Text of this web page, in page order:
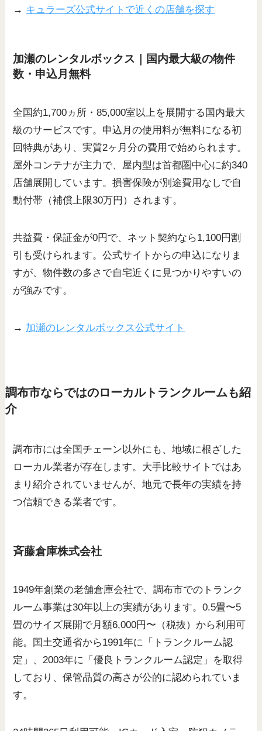
→ キュラーズ公式サイトで近くの店舗を探す
加瀬のレンタルボックス｜国内最大級の物件
数・申込月無料
全国約1,700ヵ所・85,000室以上を展開する国内最大
級のサービスです。申込月の使用料が無料になる初
回特典があり、実質2ヶ月分の費用で始められます。
屋外コンテナが主力で、屋内型は首都圏中心に約340
店舗展開しています。損害保険が別途費用なしで自
動付帯（補償上限30万円）されます。
共益費・保証金が0円で、ネット契約なら1,100円割
引も受けられます。公式サイトからの申込になりま
すが、物件数の多さで自宅近くに見つかりやすいの
が強みです。
→ 加瀬のレンタルボックス公式サイト
調布市ならではのローカルトランクルームも紹
介
調布市には全国チェーン以外にも、地域に根ざした
ローカル業者が存在します。大手比較サイトではあ
まり紹介されていませんが、地元で長年の実績を持
つ信頼できる業者です。
斉藤倉庫株式会社
1949年創業の老舗倉庫会社で、調布市でのトランク
ルーム事業は30年以上の実績があります。0.5畳〜5
畳のサイズ展開で月額6,000円〜（税抜）から利用可
能。国土交通省から1991年に「トランクルーム認
定」、2003年に「優良トランクルーム認定」を取得
しており、保管品質の高さが公的に認められていま
す。